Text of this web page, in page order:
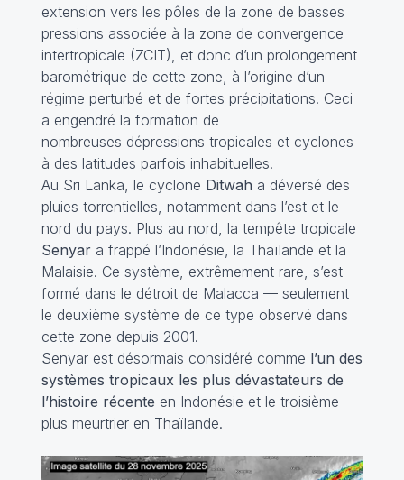
extension vers les pôles de la zone de basses
pressions associée à la zone de convergence
intertropicale (ZCIT), et donc d’un prolongement
barométrique de cette zone, à l’origine d’un
régime perturbé et de fortes précipitations. Ceci
a engendré la formation de
nombreuses dépressions tropicales et cyclones
à des latitudes parfois inhabituelles.
Au Sri Lanka, le cyclone Ditwah a déversé des
pluies torrentielles, notamment dans l’est et le
nord du pays. Plus au nord, la tempête tropicale
Senyara frappé l’Indonésie, la Thaïlande et la
Malaisie. Ce système, extrêmement rare, s’est
formé dans le détroit de Malacca — seulement
le deuxième système de ce type observé dans
cette zone depuis 2001.
Senyar est désormais considéré comme l’un des
systèmes tropicaux les plus dévastateurs de
l’histoire récente en Indonésie et le troisième
plus meurtrier en Thaïlande.